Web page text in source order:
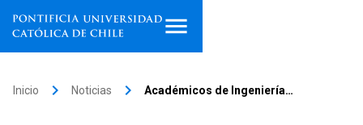
Inicio keyboard_arrow_right Noticias keyboard_arrow_right Académicos de Ingeniería…